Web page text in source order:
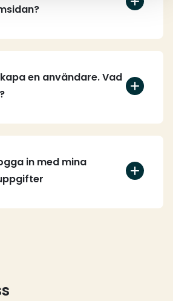
en användare. Vad
in med mina